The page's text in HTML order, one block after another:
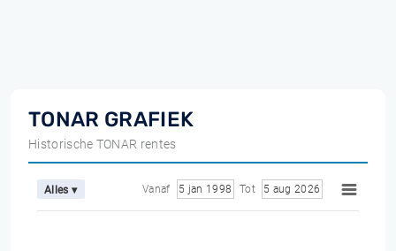
TONAR GRAFIEK
Historische TONAR rentes
Alles ▾ Vanaf 5 jan 1998 Tot 5 aug 2026